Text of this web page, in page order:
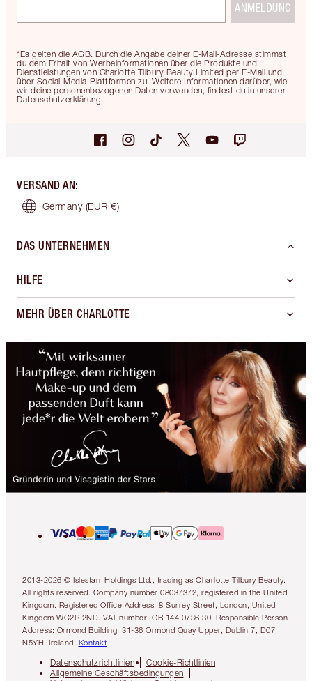
*Es gelten die AGB. Durch die Angabe deiner E-Mail-Adresse stimmst
du dem Erhalt von Werbeinformationen über die Produkte und
Dienstleistungen von Charlotte Tilbury Beauty Limited per E-Mail und
über Social-Media-Plattformen zu. Weitere Informationen darüber, wie
wir deine personenbezogenen Daten verwenden, findest du in unserer
Datenschutzerklärung.
ANMELDUNG
VERSAND AN:
Germany (EUR €)
DAS UNTERNEHMEN
HILFE
MEHR ÜBER CHARLOTTE
2013-2026 © Islestarr Holdings Ltd., trading as Charlotte Tilbury Beauty.
All rights reserved. Company number 08037372, registered in the United
Kingdom. Registered Office Address: 8 Surrey Street, London, United
Kingdom WC2R 2ND. VAT number: GB 144 0736 30. Responsible Person
Address: Ormond Building, 31-36 Ormond Quay Upper, Dublin 7, D07
N5YH, Ireland. Kontakt
Datenschutzrichtlinien
Cookie-Richtlinien
Allgemeine Geschäftsbedingungen